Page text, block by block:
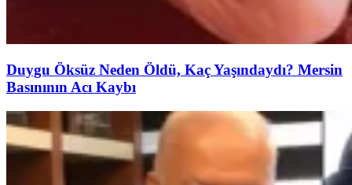
Duygu Öksüz Neden Öldü, Kaç Yaşındaydı? Mersin
Basınının Acı Kaybı